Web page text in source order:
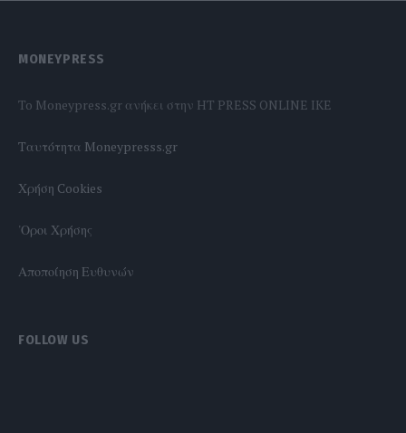
MONEYPRESS
To Moneypress.gr ανήκει στην HT PRESS ONLINE IKE
Tαυτότητα Moneypresss.gr
Χρήση Cookies
'Οροι Χρήσης
Αποποίηση Ευθυνών
FOLLOW US